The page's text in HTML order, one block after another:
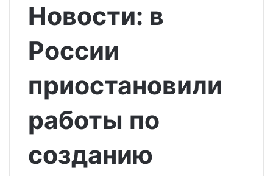
Новости: в
России
приостановили
работы по
созданию